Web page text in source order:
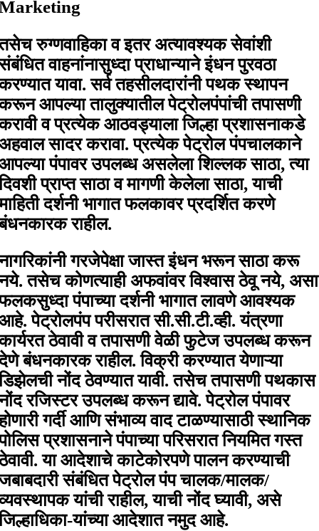
रुग्णवाहिका व इतर अत्यावश्यक सेवांशी
वाहनांनासुध्दा प्राधान्याने इंधन पुरवठा
यावा. सर्व तहसीलदारांनी पथक स्थापन
आपल्या तालुक्यातील पेट्रोलपंपांची तपासणी
व प्रत्येक आठवड्याला जिल्हा प्रशासनाकडे
सादर करावा. प्रत्येक पेट्रोल पंपचालकाने
पंपावर उपलब्ध असलेला शिल्लक साठा, त्या
प्राप्त साठा व मागणी केलेला साठा, याची
दर्शनी भागात फलकावर प्रदर्शित करणे
राहील.
गरजेपेक्षा जास्त इंधन भरून साठा करू
तसेच कोणत्याही अफवांवर विश्वास ठेवू नये, असा
पंपाच्या दर्शनी भागात लावणे आवश्यक
पेट्रोलपंप परीसरात सी.सी.टी.व्ही. यंत्रणा
ठेवावी व तपासणी वेळी फुटेज उपलब्ध करून
बंधनकारक राहील. विक्री करण्यात येणाऱ्या
नोंद ठेवण्यात यावी. तसेच तपासणी पथकास
रजिस्टर उपलब्ध करून द्यावे. पेट्रोल पंपावर
गर्दी आणि संभाव्य वाद टाळण्यासाठी स्थानिक
प्रशासनाने पंपाच्या परिसरात नियमित गस्त
या आदेशाचे काटेकोरपणे पालन करण्याची
संबंधित पेट्रोल पंप चालक/मालक/
यांची राहील, याची नोंद घ्यावी, असे
यांच्या आदेशात नमुद आहे.